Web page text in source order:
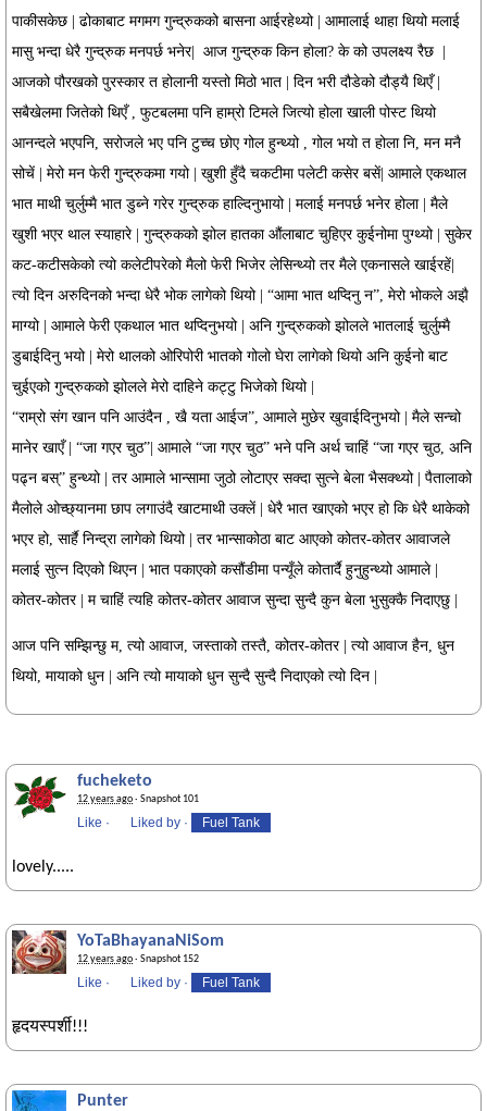
पाकीसकेछ | ढोकाबाट मगमग गुन्द्रुकको बासना आईरहेथ्यो | आमालाई थाहा थियो मलाई
मासु भन्दा धेरै गुन्द्रुक मनपर्छ भनेर| आज गुन्द्रुक किन होला? के को उपलक्ष्य रैछ |
आजको पौरखको पुरस्कार त होलानी यस्तो मिठो भात | दिन भरी दौडेको दौड्यै थिएँ |
सबैखेलमा जितेको थिएँ , फुटबलमा पनि हाम्रो टिमले जित्यो होला खाली पोस्ट थियो
आनन्दले भएपनि, सरोजले भए पनि टुच्च छोए गोल हुन्थ्यो , गोल भयो त होला नि, मन मनै
सोचें | मेरो मन फेरी गुन्द्रुकमा गयो | खुशी हुँदै चकटीमा पलेटी कसेर बसें| आमाले एकथाल
भात माथी चुर्लुम्मै भात डुब्ने गरेर गुन्द्रुक हाल्दिनुभायो | मलाई मनपर्छ भनेर होला | मैले
खुशी भएर थाल स्याहारे | गुन्द्रुकको झोल हातका औंलाबाट चुहिएर कुईनोमा पुग्थ्यो | सुकेर
कट-कटीसकेको त्यो कलेटीपरेको मैलो फेरी भिजेर लेसिन्थ्यो तर मैले एकनासले खाईरहें|
त्यो दिन अरुदिनको भन्दा धेरै भोक लागेको थियो | “आमा भात थप्दिनु न”, मेरो भोकले अझै
माग्यो | आमाले फेरी एकथाल भात थप्दिनुभयो | अनि गुन्द्रुकको झोलले भातलाई चुर्लुम्मै
डुबाईदिनु भयो | मेरो थालको ओरिपोरी भातको गोलो घेरा लागेको थियो अनि कुईनो बाट
चुईएको गुन्द्रुकको झोलले मेरो दाहिने कट्टु भिजेको थियो |
“राम्रो संग खान पनि आउंदैन , खै यता आईज”, आमाले मुछेर खुवाईदिनुभयो | मैले सन्चो
मानेर खाएँ | “जा गएर चुठ”| आमाले “जा गएर चुठ” भने पनि अर्थ चाहिं “जा गएर चुठ, अनि
पढ्न बस्” हुन्थ्यो | तर आमाले भान्सामा जुठो लोटाएर सक्दा सुत्ने बेला भैसक्थ्यो | पैतालाको
मैलोले ओच्छ्यानमा छाप लगाउंदै खाटमाथी उक्लें | धेरै भात खाएको भएर हो कि धेरै थाकेको
भएर हो, सार्है निन्द्रा लागेको थियो | तर भान्साकोठा बाट आएको कोतर-कोतर आवाजले
मलाई सुत्न दिएको थिएन | भात पकाएको कसौंडीमा पन्यूँले कोतार्दै हुनुहुन्थ्यो आमाले |
कोतर-कोतर | म चाहिं त्यहि कोतर-कोतर आवाज सुन्दा सुन्दै कुन बेला भुसुक्कै निदाएछु |
आज पनि सम्झिन्छु म, त्यो आवाज, जस्ताको तस्तै, कोतर-कोतर | त्यो आवाज हैन, धुन
थियो, मायाको धुन | अनि त्यो मायाको धुन सुन्दै सुन्दै निदाएको त्यो दिन |
fucheketo
12 years ago· Snapshot 101
Like · Liked by · Fuel Tank
lovely.....
YoTaBhayanaNiSom
12 years ago· Snapshot 152
Like · Liked by · Fuel Tank
हृदयस्पर्शी!!!
Punter